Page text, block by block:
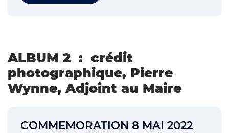
ALBUM 2 : crédit
photographique, Pierre
Wynne, Adjoint au Maire
COMMEMORATION 8 MAI 2022